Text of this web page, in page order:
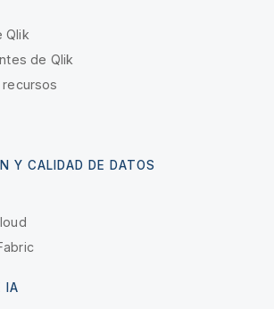
Qlik
de Qlik
Y CALIDAD DE DATOS
IA